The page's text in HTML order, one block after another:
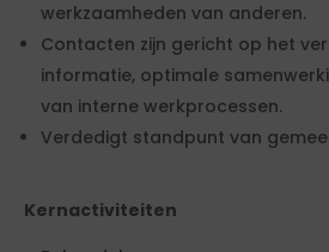
werkzaamheden van anderen.
Contacten zijn gericht op het
informatie, optimale
van interne werkprocessen.
Verdedigt standpunt van
Kernactiviteiten